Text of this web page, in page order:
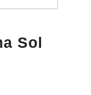
Sol